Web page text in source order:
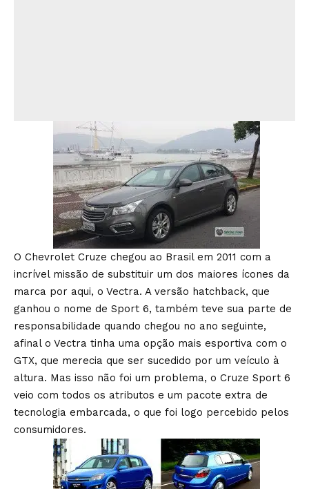
O Chevrolet Cruze chegou ao Brasil em 2011 com a
incrível missão de substituir um dos maiores ícones da
marca por aqui, o Vectra. A versão hatchback, que
ganhou o nome de Sport 6, também teve sua parte de
responsabilidade quando chegou no ano seguinte,
afinal o Vectra tinha uma opção mais esportiva com o
GTX, que merecia que ser sucedido por um veículo à
altura. Mas isso não foi um problema, o Cruze Sport 6
veio com todos os atributos e um pacote extra de
tecnologia embarcada, o que foi logo percebido pelos
consumidores.